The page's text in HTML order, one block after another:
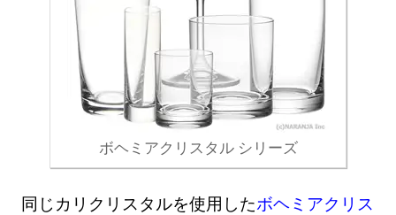
ボヘミアクリスタル シリーズ
同じカリクリスタルを使用したボヘミアクリス